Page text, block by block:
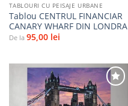
TABLOURI CU PEISAJE URBANE
Tablou CENTRUL FINANCIAR
CANARY WHARF DIN LONDRA
De la 95,00 lei